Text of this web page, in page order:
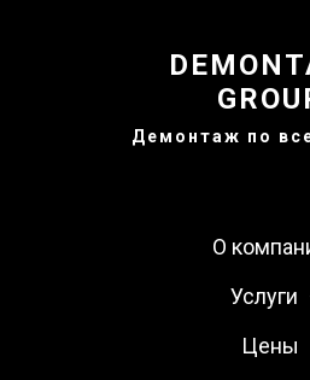
Демонтаж по
О
Услуги
Цены